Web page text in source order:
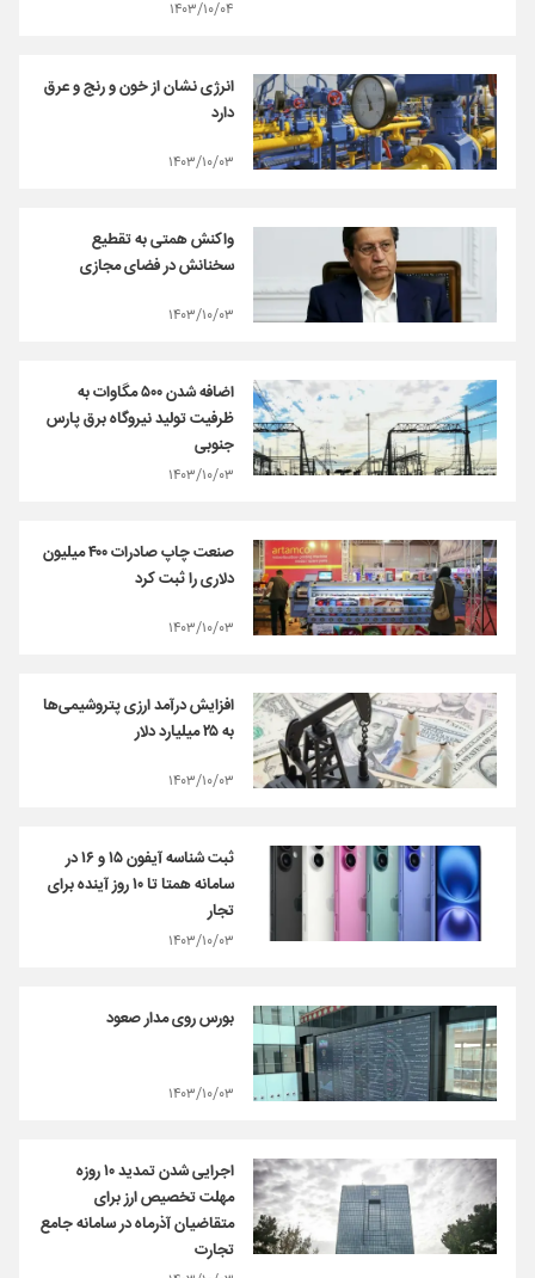
۱۴۰۳/۱۰/۰۴
انرژی نشان از خون و رنج و عرق
دارد
۱۴۰۳/۱۰/۰۳
واکنش همتی به تقطیع
سخنانش در فضای مجازی
۱۴۰۳/۱۰/۰۳
اضافه شدن ۵۰۰ مگاوات به
ظرفیت تولید نیروگاه برق پارس
جنوبی
۱۴۰۳/۱۰/۰۳
صنعت چاپ صادرات ۴۰۰ میلیون
دلاری را ثبت کرد
۱۴۰۳/۱۰/۰۳
افزایش درآمد ارزی پتروشیمی‌ها
به ۲۵ میلیارد دلار
۱۴۰۳/۱۰/۰۳
ثبت شناسه آیفون ۱۵ و ۱۶ در
سامانه همتا تا ۱۰ روز آینده برای
تجار
۱۴۰۳/۱۰/۰۳
بورس روی مدار صعود
۱۴۰۳/۱۰/۰۳
اجرایی شدن ‎تمدید ۱۰ روزه
مهلت ‎تخصیص ارز برای
متقاضیان آذرماه در سامانه جامع
تجارت